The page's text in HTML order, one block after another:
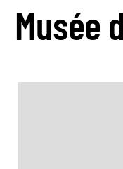
Musée